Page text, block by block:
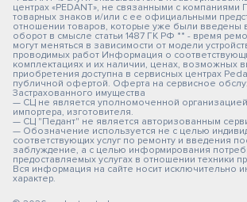
центрах «PEDANT», не связанными с
товарных знаков и/или с ее официальными
отношении товаров, которые уже были введены
оборот в смысле статьи 1487 ГК РФ ** - время
могут меняться в зависимости от модели
проводимых работ Информация о
комплектациях и их наличии, ценах, возможных
приобретения доступна в сервисных центрах
публичной офертой. Оферта на сервисное
Застрахованного имущества
— СЦ не является уполномоченной
импортера, изготовителя.
— СЦ "Педант" не является авторизованным
— Обозначение используется не с целью
соответствующих услуг по ремонту и введения
заблуждение, а с целью информирования
предоставляемых услугах в отношении техники
Вся информация на сайте носит исключительно
характер.